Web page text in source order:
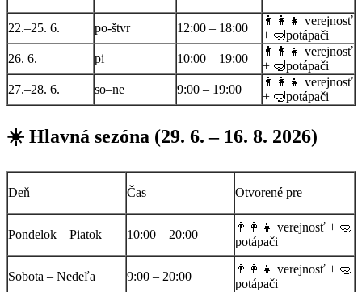
22.–25. 6. po-štvr 12:00 – 18:00
👨‍👩‍👧 verejnosť
+ 🤿potápači
26. 6.
pi 10:00 – 19:00
👨‍👩‍👧 verejnosť
+ 🤿potápači
27.–28. 6.
so–ne 9:00 – 19:00
👨‍👩‍👧 verejnosť
+ 🤿potápači
☀️ Hlavná sezóna (29. 6. – 16. 8. 2026)
Deň Čas Otvorené pre
Pondelok – Piatok 10:00 – 20:00
👨‍👩‍👧 verejnosť + 🤿
potápači
Sobota – Nedeľa 9:00 – 20:00
👨‍👩‍👧 verejnosť + 🤿
potápači